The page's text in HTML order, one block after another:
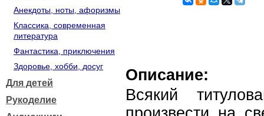
Анекдоты, ноты, афоризмы
Классика, современная
литература
Фантастика, приключения
Здоровье, хобби, досуг
Для детей
Рукоделие
Описание:
Всякий